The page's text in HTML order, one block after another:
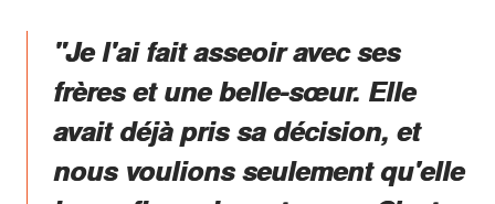
"Je l'ai fait asseoir avec ses
frères et une belle-sœur. Elle
avait déjà pris sa décision, et
nous voulions seulement qu'elle